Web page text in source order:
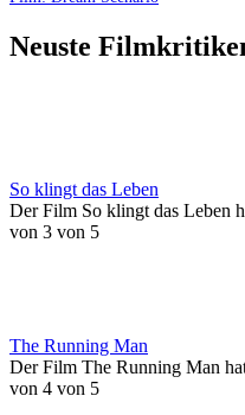
Neuste
So klingt das Leben
Der Film So klingt das Leben
von 3 von 5
The Running Man
Der Film The Running Man
von 4 von 5